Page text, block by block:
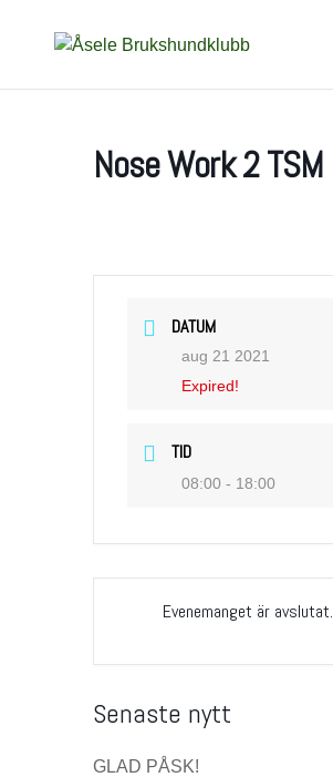
Nose Work 2 TSM
DATUM
aug 21 2021
Expired!
TID
08:00 - 18:00
Evenemanget är avslutat.
Senaste nytt
GLAD PÅSK!